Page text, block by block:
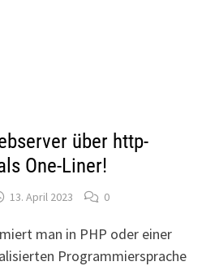
über http-
One-Liner!
13. April 2023 0
man in PHP oder einer
Programmiersprache